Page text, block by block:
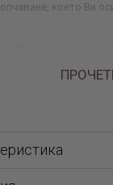
което Ви